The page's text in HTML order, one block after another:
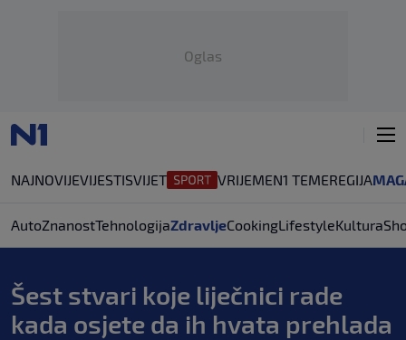
Oglas
NAJNOVIJEVIJESTISVIJET VRIJEMEN1 TEMEREGIJA
AutoZnanostTehnologijaZdravljeCookingLifestyleKultura
Šest stvari koje liječnici rade
kada osjete da ih hvata prehlada